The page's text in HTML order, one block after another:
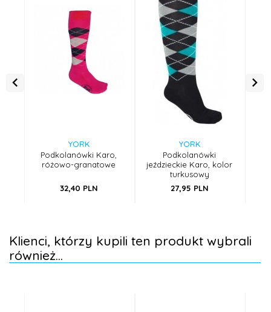
YORK
Podkolanówki Karo,
różowo-granatowe
32,40 PLN
YORK
Podkolanówki
jeździeckie Karo, kolor
turkusowy
27,95 PLN
Klienci, którzy kupili ten produkt wybrali
również...